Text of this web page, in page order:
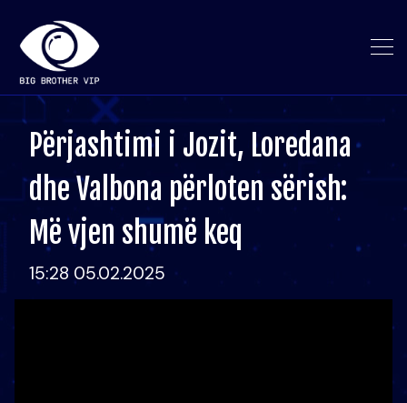
Përjashtimi i Jozit, Loredana
dhe Valbona përloten sërish:
Më vjen shumë keq
15:28 05.02.2025